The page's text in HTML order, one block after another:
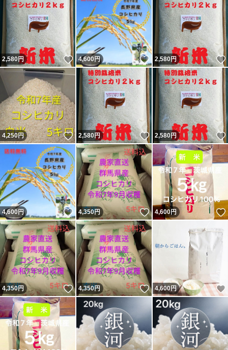
2,580円 いいね！
4,600円 いいね！
2,580円
4,250円 いいね！
2,580円 いいね！
2,580円
4,600円 いいね！
4,350円 いいね！
4,600円
4,350円 いいね！
4,350円 いいね！
4,600円